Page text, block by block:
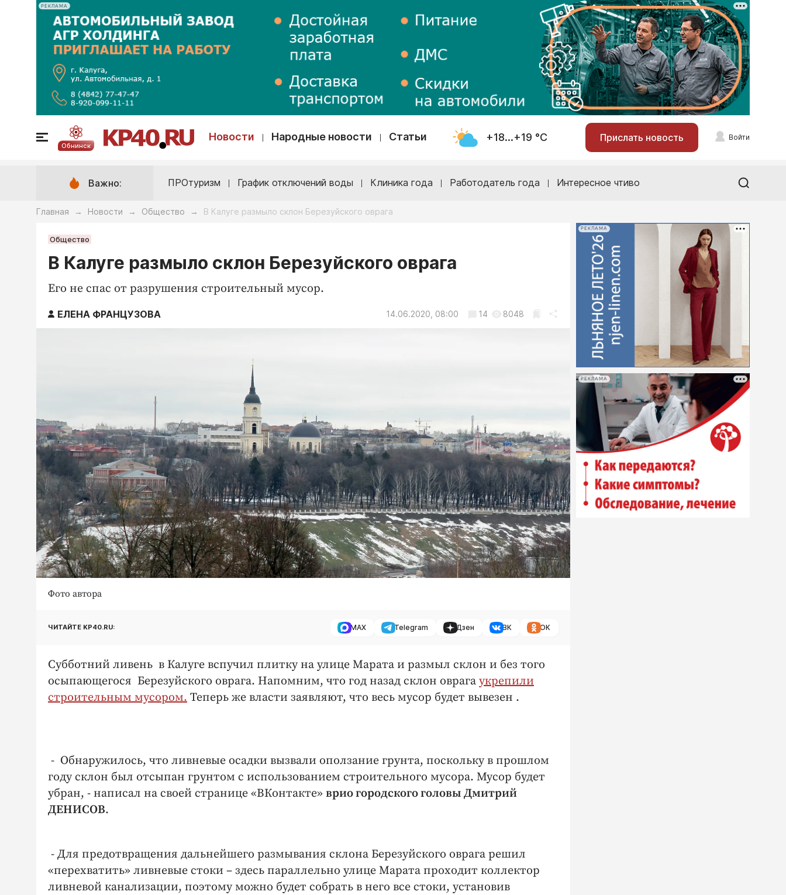
РЕКЛАМА
Обнинск
Новости Народные новости Статьи +18...+19 °С Прислать новость Войти
Важно: ПРОтуризм График отключений воды Клиника года Работодатель года Интересное чтиво
Главная → Новости → Общество → В Калуге размыло склон Березуйского оврага
Общество
В Калуге размыло склон Березуйского оврага
Его не спас от разрушения строительный мусор.
ЕЛЕНА ФРАНЦУЗОВА 14.06.2020, 08:00 14 8048
Фото автора
ЧИТАЙТЕ KP40.RU: MAX Telegram Дзен ВК ОК
Субботний ливень в Калуге вспучил плитку на улице Марата и размыл склон и без того
осыпающегося Березуйского оврага. Напомним, что год назад склон оврага укрепили
строительным мусором. Теперь же власти заявляют, что весь мусор будет вывезен .
- Обнаружилось, что ливневые осадки вызвали оползание грунта, поскольку в прошлом
году склон был отсыпан грунтом с использованием строительного мусора. Мусор будет
убран, - написал на своей странице «ВКонтакте» врио городского головы Дмитрий
ДЕНИСОВ.
- Для предотвращения дальнейшего размывания склона Березуйского оврага решил
«перехватить» ливневые стоки – здесь параллельно улице Марата проходит коллектор
ливневой канализации, поэтому можно будет собрать в него все стоки, установив
РЕКЛАМА
РЕКЛАМА